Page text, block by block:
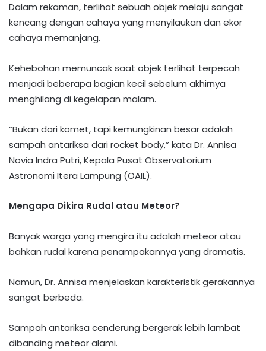
Dalam rekaman, terlihat sebuah objek melaju sangat
kencang dengan cahaya yang menyilaukan dan ekor
cahaya memanjang.​
Kehebohan memuncak saat objek terlihat terpecah
menjadi beberapa bagian kecil sebelum akhirnya
menghilang di kegelapan malam.​
“Bukan dari komet, tapi kemungkinan besar adalah
sampah antariksa dari rocket body,” kata Dr. Annisa
Novia Indra Putri, Kepala Pusat Observatorium
Astronomi Itera Lampung (OAIL).
Mengapa Dikira Rudal atau Meteor?
Banyak warga yang mengira itu adalah meteor atau
bahkan rudal karena penampakannya yang dramatis.
Namun, Dr. Annisa menjelaskan karakteristik gerakannya
sangat berbeda.
Sampah antariksa cenderung bergerak lebih lambat
dibanding meteor alami.